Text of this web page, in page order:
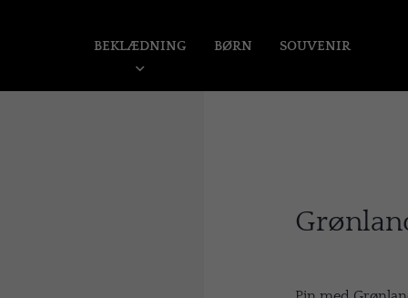
BEKLÆDNING BØRN SOUVENIR